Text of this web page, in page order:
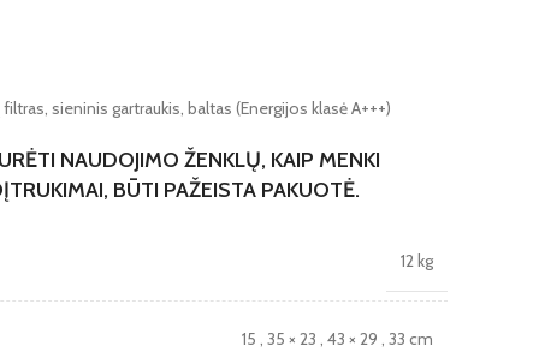
sieninis gartraukis, baltas (Energijos klasė A+++)
NAUDOJIMO ŽENKLŲ, KAIP MENKI
BŪTI PAŽEISTA PAKUOTĖ.
12 kg
15 , 35 × 23 , 43 × 29 , 33 cm